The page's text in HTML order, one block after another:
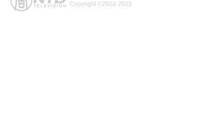
Copyright ©2002-2023